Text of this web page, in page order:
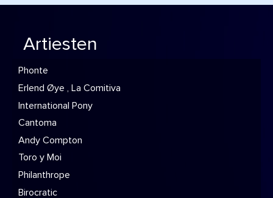
Artiesten
Phonte
Erlend Øye , La Comitiva
International Pony
Cantoma
Andy Compton
Toro y Moi
Philanthrope
Birocratic